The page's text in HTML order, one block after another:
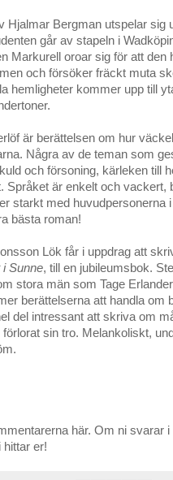
Hjalmar Bergman utspelar sig
går av stapeln i
Markurell oroar sig för att den
och försöker fräckt muta
hemligheter kommer upp till
är berättelsen om hur
Några av de teman som
och försoning, kärleken till
Språket är enkelt och vackert,
starkt med huvudpersonerna
bästa roman!
Lök får i uppdrag att
Sunne, till en jubileumsbok.
stora män som Tage
berättelserna att handla om
del intressant att skriva om
sin tro. Melankoliskt,
här. Om ni svarar i
hittar er!